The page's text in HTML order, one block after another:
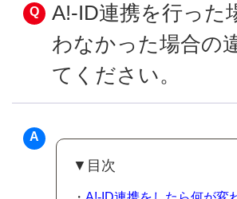
A!-ID連携を行った
わなかった場合の
てください。
▼目次